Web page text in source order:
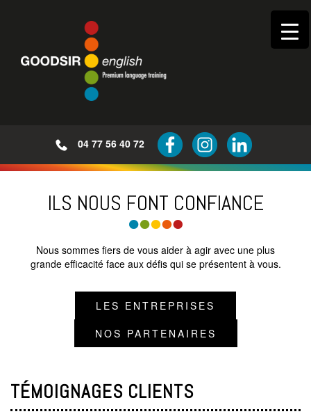
04 77 56 40 72
ILS NOUS FONT CONFIANCE
Nous sommes fiers de vous aider à agir avec une plus
grande efficacité face aux défis qui se présentent à vous.
LES ENTREPRISES
NOS PARTENAIRES
TÉMOIGNAGES CLIENTS